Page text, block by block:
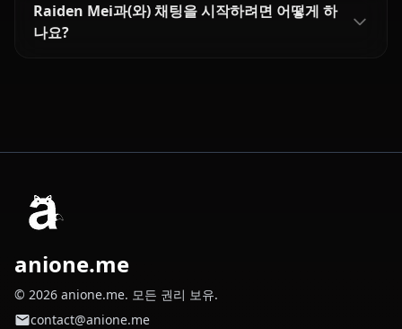
Raiden Mei과(와) 채팅을 시작하려면 어떻게 하
나요?
anione.me
© 2026 anione.me. 모든 권리 보유.
contact@anione.me